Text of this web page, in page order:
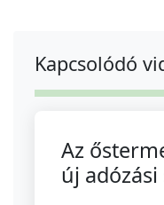
Kapcsolódó
Az
új